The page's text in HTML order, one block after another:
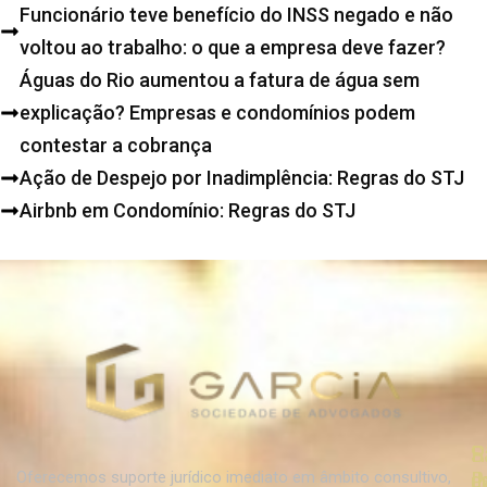
Funcionário teve benefício do INSS negado e não
voltou ao trabalho: o que a empresa deve fazer?
Águas do Rio aumentou a fatura de água sem
explicação? Empresas e condomínios podem
contestar a cobrança
Ação de Despejo por Inadimplência: Regras do STJ
Airbnb em Condomínio: Regras do STJ
Oferecemos suporte jurídico imediato em âmbito consultivo,